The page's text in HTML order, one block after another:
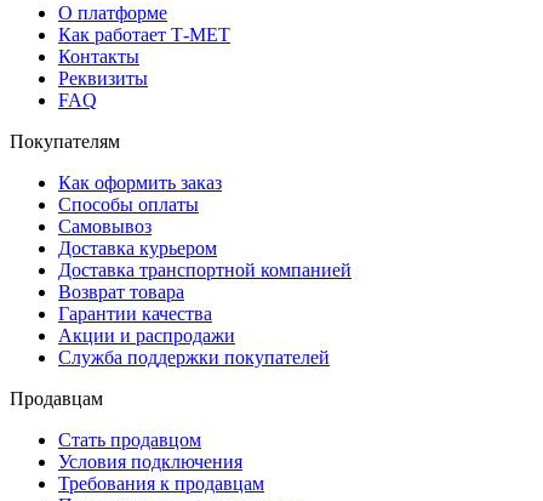
О платформе
Как работает Т-МЕТ
Контакты
Реквизиты
FAQ
Покупателям
Как оформить заказ
Способы оплаты
Самовывоз
Доставка курьером
Доставка транспортной компанией
Возврат товара
Гарантии качества
Акции и распродажи
Служба поддержки покупателей
Продавцам
Стать продавцом
Условия подключения
Требования к продавцам